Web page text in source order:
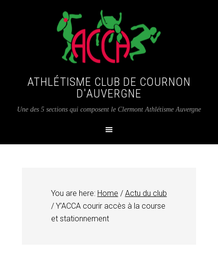
ATHLÉTISME CLUB DE COURNON
D'AUVERGNE
Une des 5 sections qui composent le Clermont Athlétisme Auvergne
You are here: Home / Actu du club
/Y’ACCA courir accès à la course
et stationnement